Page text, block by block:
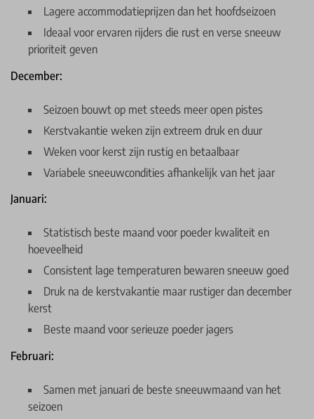
Lagere accommodatieprijzen dan het hoofdseizoen
Ideaal voor ervaren rijders die rust en verse sneeuw
prioriteit geven
December:
Seizoen bouwt op met steeds meer open pistes
Kerstvakantie weken zijn extreem druk en duur
Weken voor kerst zijn rustig en betaalbaar
Variabele sneeuwcondities afhankelijk van het jaar
Januari:
Statistisch beste maand voor poeder kwaliteit en
hoeveelheid
Consistent lage temperaturen bewaren sneeuw goed
Druk na de kerstvakantie maar rustiger dan december
kerst
Beste maand voor serieuze poeder jagers
Februari:
Samen met januari de beste sneeuwmaand van het
seizoen